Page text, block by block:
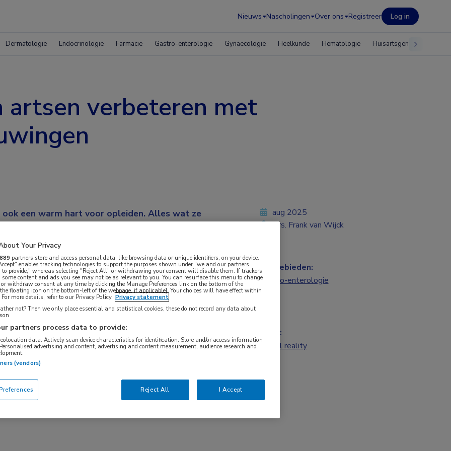
Nieuws Nascholingen Over ons Registreer Log in
Dermatologie Endocrinologie Farmacie Gastro-enterologie Gynaecologie Heelkunde Hematologie Huisartsgeneeskunde
artsen verbeteren met
een warm hart voor opleiden. Alles wat ze
gedaan, heeft zich nu vertaald in haar
haar eigen vakgebied weliswaar, maar
professionalisering in het medisch onderwijs.
van het onderwijsblok buik een van
op te leiden en het hele vak bij te brengen”,
Van het een kwam het ander. Na 10 jaar als
tweede jaar van de bachelor geneeskunde. “Een
in feedback geven aan de
dus ik zie liever dat studenten meedenken
zeggen wat ze niet goed vinden. Ook als
met een aios, vind ik dit heel interessant.”
als MDL-arts, heeft nu dus geleid tot haar
en leverziekten, in het bijzonder innovatie en
aug 2025
Drs. Frank van Wijck
Vakgebieden:
Gastro-enterologie
Tags:
virtual reality
Your Privacy
889 partners store and access personal data, like browsing data or unique identifiers, on your device.
enables tracking technologies to support the purposes shown under "we and our partners
to provide," whereas selecting "Reject All" or withdrawing your consent will disable them. If trackers
some content and ads you see may not be as relevant to you. You can resurface this menu to change
or withdraw consent at any time by clicking the Manage Preferences link on the bottom of the
floating icon on the bottom-left of the webpage, if applicable]. Your choices will have effect within
more details, refer to our Privacy Policy. Privacy statement
not? Then we only place essential and statistical cookies, these do not record any data about
partners process data to provide:
data. Actively scan device characteristics for identification. Store and/or access information
advertising and content, advertising and content measurement, audience research and
(vendors)
Reject All I Accept